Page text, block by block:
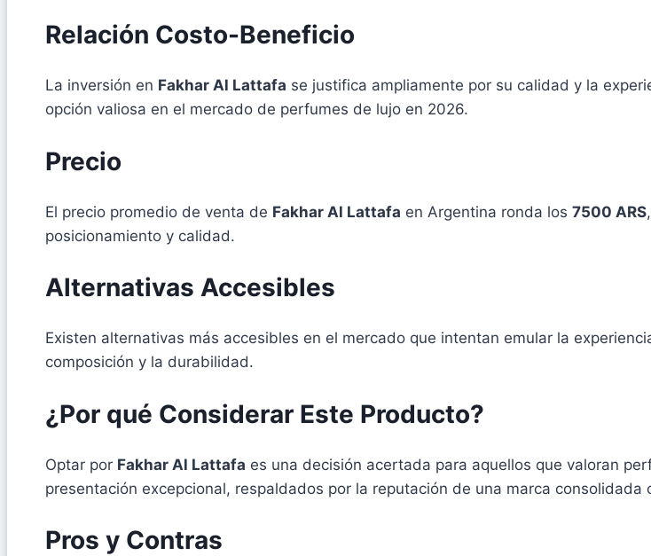
Relación Costo-Beneficio
La inversión en Fakhar Al Lattafa se justifica ampliamente por su calidad y la
opción valiosa en el mercado de perfumes de lujo en 2026.
Precio
El precio promedio de venta de Fakhar Al Lattafa en Argentina ronda los 7500 ARS
posicionamiento y calidad.
Alternativas Accesibles
Existen alternativas más accesibles en el mercado que intentan emular la
composición y la durabilidad.
¿Por qué Considerar Este Producto?
Optar por Fakhar Al Lattafa es una decisión acertada para aquellos que valoran
presentación excepcional, respaldados por la reputación de una marca consolidada
Pros y Contras